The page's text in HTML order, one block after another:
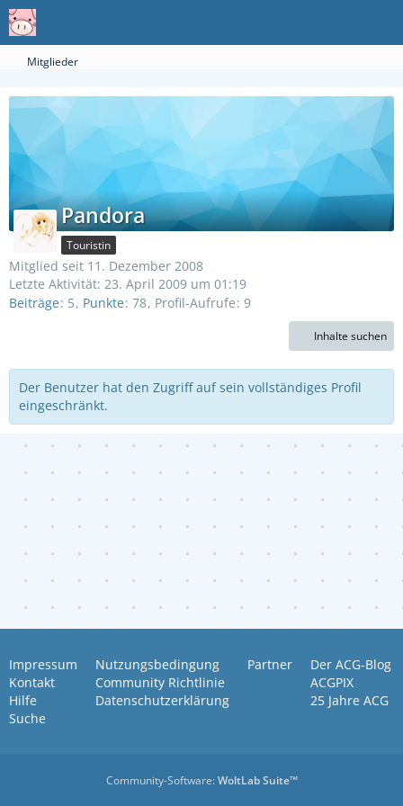
Mitglieder
Pandora
Touristin
Mitglied seit 11. Dezember 2008
Letzte Aktivität: 23. April 2009 um 01:19
Beiträge 5 Punkte 78 Profil-Aufrufe 9
Inhalte suchen
Der Benutzer hat den Zugriff auf sein vollständiges Profil
eingeschränkt.
Impressum
Kontakt
Hilfe
Suche
Nutzungsbedingung
Community Richtlinie
Datenschutzerklärung
Partner
Der ACG-Blog
ACGPIX
25 Jahre ACG
Community-Software:WoltLab Suite™